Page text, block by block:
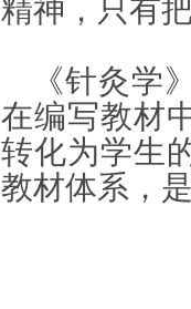
精神，只有
《针灸学
在编写教材
转化为学生
教材体系，